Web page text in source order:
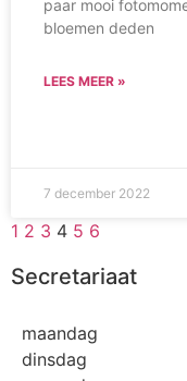
paar mooi
bloemen deden
LEES MEER »
7 december 2022
1 2 3 4 5 6
Secretariaat
maandag
dinsdag